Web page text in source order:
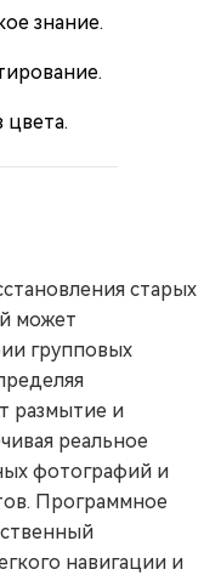
знание.
цвета.
старых
может
групповых
размытие и
реальное
фотографий и
Программное
навигации и